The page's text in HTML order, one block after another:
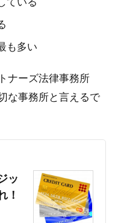
も多い
ナーズ法律事務所
な事務所と言えるで
ッ
！